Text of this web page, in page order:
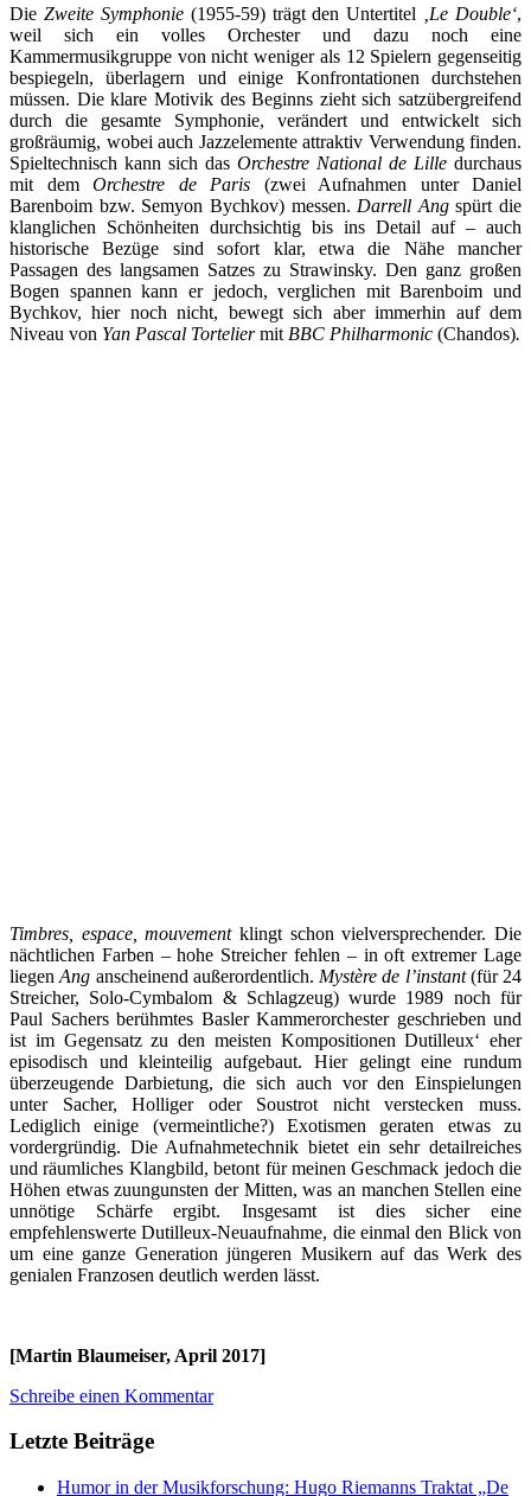
Die Zweite Symphonie (1955-59) trägt den Untertitel ‚Le Double‘,
weil sich ein volles Orchester und dazu noch eine
Kammermusikgruppe von nicht weniger als 12 Spielern gegenseitig
bespiegeln, überlagern und einige Konfrontationen durchstehen
müssen. Die klare Motivik des Beginns zieht sich satzübergreifend
durch die gesamte Symphonie, verändert und entwickelt sich
großräumig, wobei auch Jazzelemente attraktiv Verwendung finden.
Spieltechnisch kann sich das Orchestre National de Lille durchaus
mit dem Orchestre de Paris (zwei Aufnahmen unter Daniel
Barenboim bzw. Semyon Bychkov) messen. Darrell Angspürt die
klanglichen Schönheiten durchsichtig bis ins Detail auf – auch
historische Bezüge sind sofort klar, etwa die Nähe mancher
Passagen des langsamen Satzes zu Strawinsky. Den ganz großen
Bogen spannen kann er jedoch, verglichen mit Barenboim und
Bychkov, hier noch nicht, bewegt sich aber immerhin auf dem
Niveau von Yan Pascal Torteliermit BBC Philharmonic (Chandos).
Timbres, espace, mouvement klingt schon vielversprechender. Die
nächtlichen Farben – hohe Streicher fehlen – in oft extremer Lage
liegenAng anscheinend außerordentlich. Mystère de l’instant(für 24
Streicher, Solo-Cymbalom & Schlagzeug) wurde 1989 noch für
Paul Sachers berühmtes Basler Kammerorchester geschrieben und
ist im Gegensatz zu den meisten Kompositionen Dutilleux‘ eher
episodisch und kleinteilig aufgebaut. Hier gelingt eine rundum
überzeugende Darbietung, die sich auch vor den Einspielungen
unter Sacher, Holliger oder Soustrot nicht verstecken muss.
Lediglich einige (vermeintliche?) Exotismen geraten etwas zu
vordergründig. Die Aufnahmetechnik bietet ein sehr detailreiches
und räumliches Klangbild, betont für meinen Geschmack jedoch die
Höhen etwas zuungunsten der Mitten, was an manchen Stellen eine
unnötige Schärfe ergibt. Insgesamt ist dies sicher eine
empfehlenswerte Dutilleux-Neuaufnahme, die einmal den Blick von
um eine ganze Generation jüngeren Musikern auf das Werk des
genialen Franzosen deutlich werden lässt.
[Martin Blaumeiser, April 2017]
Schreibe einen Kommentar
Letzte Beiträge
Humor in der Musikforschung: Hugo Riemanns Traktat „De